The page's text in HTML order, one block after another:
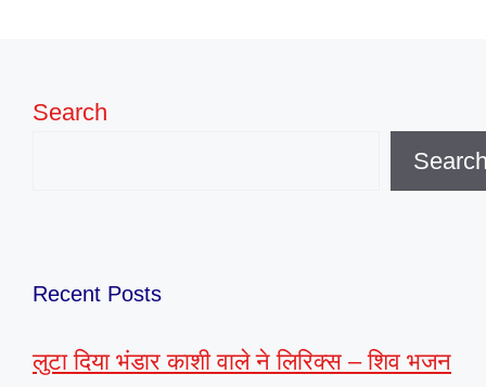
Search
Recent Posts
लुटा दिया भंडार काशी वाले ने लिरिक्स – शिव भजन